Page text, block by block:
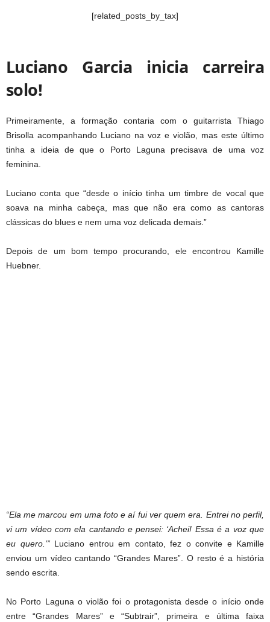
[related_posts_by_tax]
Luciano Garcia inicia carreira
solo!
Primeiramente, a formação contaria com o guitarrista Thiago
Brisolla acompanhando Luciano na voz e violão, mas este último
tinha a ideia de que o Porto Laguna precisava de uma voz
feminina.
Luciano conta que “desde o início tinha um timbre de vocal que
soava na minha cabeça, mas que não era como as cantoras
clássicas do blues e nem uma voz delicada demais.”
Depois de um bom tempo procurando, ele encontrou Kamille
Huebner.
“Ela me marcou em uma foto e aí fui ver quem era. Entrei no perfil,
vi um vídeo com ela cantando e pensei: ‘Achei! Essa é a voz que
eu quero.’”Luciano entrou em contato, fez o convite e Kamille
enviou um vídeo cantando “Grandes Mares”. O resto é a história
sendo escrita.
No Porto Laguna o violão foi o protagonista desde o início onde
entre “Grandes Mares” e “Subtrair”, primeira e última faixa